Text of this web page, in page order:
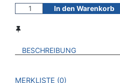
In den Warenkorb
BESCHREIBUNG
VERWEISE AUF VERMERKTE-
MERKLISTE 0 BROSCHÜREN